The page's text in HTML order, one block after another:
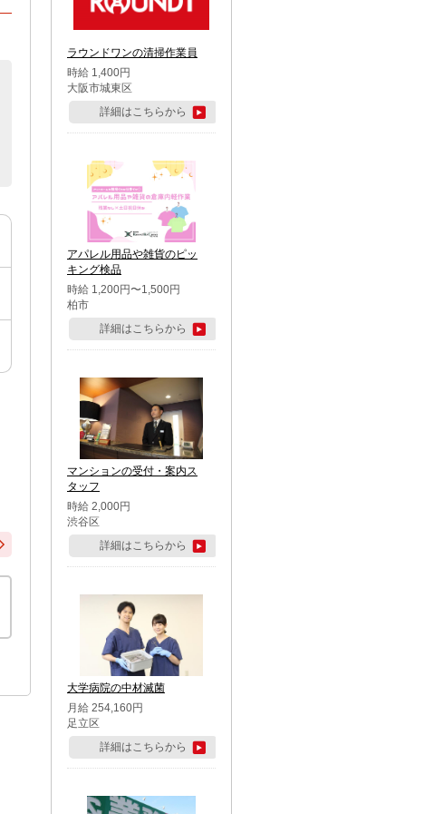
ラウンドワンの清掃作業員
時給 1,400円
大阪市城東区
詳細はこちらから
アパレル用品や雑貨のピッ
キング検品
時給 1,200円〜1,500円
柏市
詳細はこちらから
マンションの受付・案内ス
タッフ
時給 2,000円
渋谷区
詳細はこちらから
大学病院の中材滅菌
月給 254,160円
足立区
詳細はこちらから